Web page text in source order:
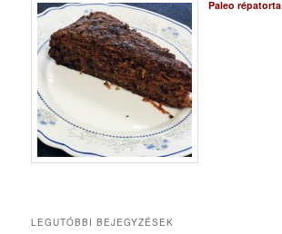
Paleo répatorta
LEGUTÓBBI BEJEGYZÉSEK